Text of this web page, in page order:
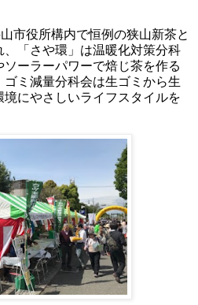
市役所構内で恒例の狭山新茶と
「さや環」は温暖化対策分科
ーラーパワーで焙じ茶を作る
ミ減量分科会は生ゴミから生
にやさしいライフスタイルを